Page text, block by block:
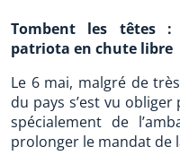
Tombent les têtes
patriota en chute libre
Le 6 mai, malgré de
du pays s’est vu
spécialement de
prolonger le mandat de